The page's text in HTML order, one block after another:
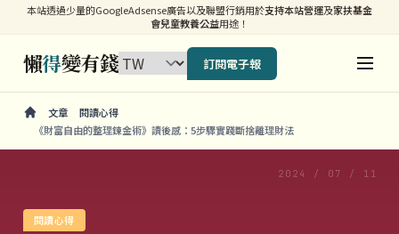
本站透過少量的GoogleAdsense廣告以及聯盟行銷用於支持本站營運及家扶基金
會兒童教養公益用途！
懶得變有錢 訂閱電子報
文章
閱讀心得
《財富自由的整理鍊金術》讀後感：5步驟實踐斷捨離理財法
2024 / 07 / 11
閱讀心得